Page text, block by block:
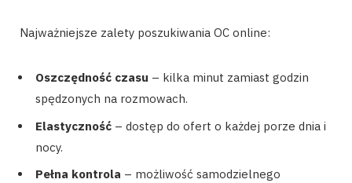
Najważniejsze zalety poszukiwania OC online:
Oszczędność czasu – kilka minut zamiast godzin
spędzonych na rozmowach.
Elastyczność – dostęp do ofert o każdej porze dnia i
nocy.
Pełna kontrola – możliwość samodzielnego